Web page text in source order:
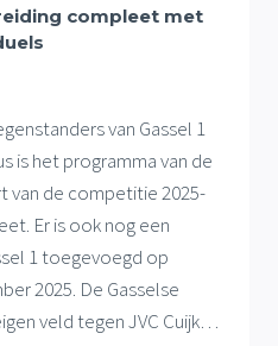
compleet met
van Gassel 1
is het programma van de
van de competitie 2025-
Er is ook nog een
1 toegevoegd op
2025. De Gasselse
veld tegen JVC Cuijk…